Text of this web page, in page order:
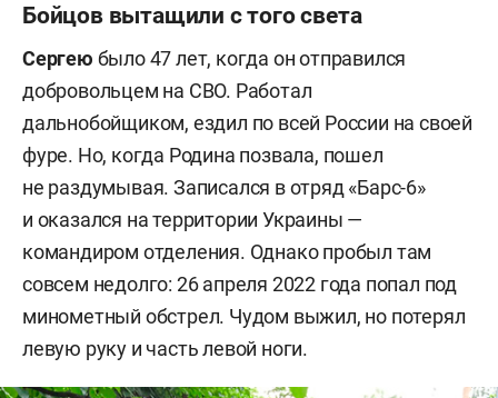
Бойцов вытащили с того света
Сергею было 47 лет, когда он отправился
добровольцем на СВО. Работал
дальнобойщиком, ездил по всей России на своей
фуре. Но, когда Родина позвала, пошел
не раздумывая. Записался в отряд «Барс-6»
и оказался на территории Украины —
командиром отделения. Однако пробыл там
совсем недолго: 26 апреля 2022 года попал под
минометный обстрел. Чудом выжил, но потерял
левую руку и часть левой ноги.